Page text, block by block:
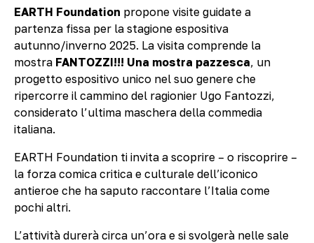
EARTH Foundation propone visite guidate a
partenza fissa per la stagione espositiva
autunno/inverno 2025. La visita comprende la
mostra FANTOZZI!!! Una mostra pazzesca, un
progetto espositivo unico nel suo genere che
ripercorre il cammino del ragionier Ugo Fantozzi,
considerato l’ultima maschera della commedia
italiana.
EARTH Foundation ti invita a scoprire – o riscoprire –
la forza comica critica e culturale dell’iconico
antieroe che ha saputo raccontare l’Italia come
pochi altri.
L’attività durerà circa un’ora e si svolgerà nelle sale